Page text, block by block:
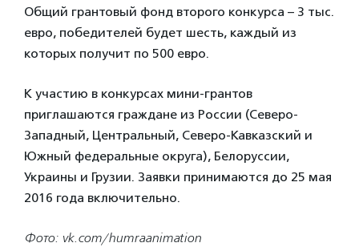
Общий грантовый фонд второго конкурса – 3 тыс.
евро, победителей будет шесть, каждый из
которых получит по 500 евро.
К участию в конкурсах мини-грантов
приглашаются граждане из России (Северо-
Западный, Центральный, Северо-Кавказский и
Южный федеральные округа), Белоруссии,
Украины и Грузии. Заявки принимаются до 25 мая
2016 года включительно.
Фото: vk.com/humraanimation